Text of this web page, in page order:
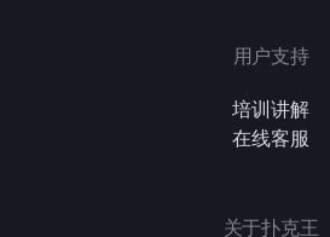
用户支持
培训讲解
在线客服
关于扑克王